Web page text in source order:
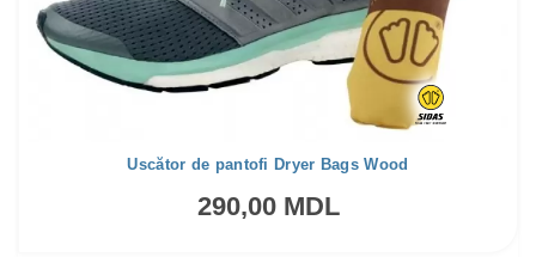
Uscător de pantofi Dryer Bags Wood
290,00 MDL